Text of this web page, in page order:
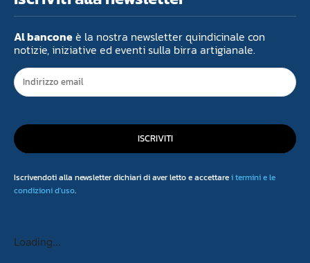
Al banconeè la nostra newsletter quindicinale con
notizie, iniziative ed eventi sulla birra artigianale.
ISCRIVITI
Iscrivendoti alla newsletter dichiari di aver letto e accettarei termini e le
condizioni d'uso.
Loading...